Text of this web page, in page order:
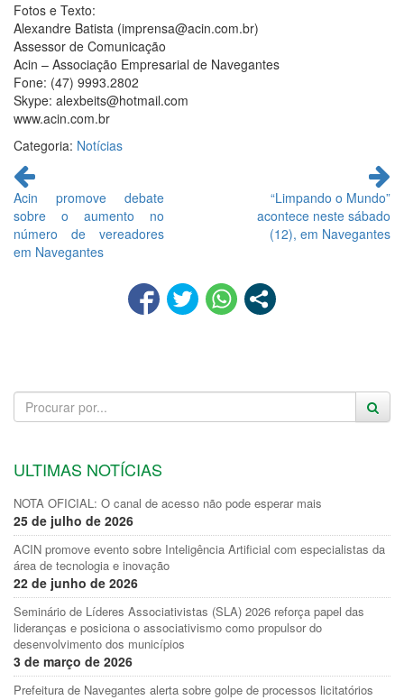
Fotos e Texto:
Alexandre Batista (imprensa@acin.com.br)
Assessor de Comunicação
Acin – Associação Empresarial de Navegantes
Fone: (47) 9993.2802
Skype: alexbeits@hotmail.com
www.acin.com.br
Categoria: Notícias
Continue
lendo
Acin promove debate
sobre o aumento no
número de vereadores
em Navegantes
“Limpando o Mundo”
acontece neste sábado
(12), em Navegantes
ULTIMAS NOTÍCIAS
NOTA OFICIAL: O canal de acesso não pode esperar mais
25 de julho de 2026
ACIN promove evento sobre Inteligência Artificial com especialistas da
área de tecnologia e inovação
22 de junho de 2026
Seminário de Líderes Associativistas (SLA) 2026 reforça papel das
lideranças e posiciona o associativismo como propulsor do
desenvolvimento dos municípios
3 de março de 2026
Prefeitura de Navegantes alerta sobre golpe de processos licitatórios